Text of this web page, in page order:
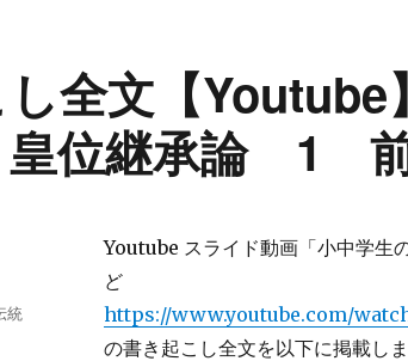
全文【Youtube
皇位継承論 1
Youtube スライド動画「小中学
ど
https://www.youtube.com/
の書き起こし全文を以下に掲載しま
統